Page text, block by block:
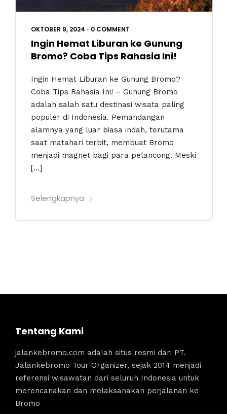
OKTOBER 9, 2024 • 0 COMMENT
Ingin Hemat Liburan ke Gunung
Bromo? Coba Tips Rahasia Ini!
Ingin Hemat Liburan ke Gunung Bromo?
Coba Tips Rahasia Ini! – Gunung Bromo
adalah salah satu destinasi wisata paling
populer di Indonesia. Pemandangan
alamnya yang luar biasa indah, terutama
saat matahari terbit, membuat Bromo
menjadi magnet bagi para pelancong. Meski
[…]
Selengkapnya
Tentang Kami
jalankebromo.com adalah situs resmi dari PT.
Jalankebromo Tour Organizer, sejak 2014 menjadi
referensi wisawatan dari seluruh Indonesia untuk
merencanakan dan melaksanakan perjalanan ke
Bromo